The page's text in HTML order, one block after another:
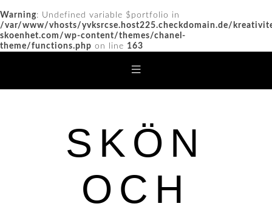
Warning: Undefined variable $portfolio in
/var/www/vhosts/yvksrcse.host225.checkdomain.de/
skoenhet.com/wp-content/themes/chanel-
theme/functions.php on line 163
SKÖN
OCH